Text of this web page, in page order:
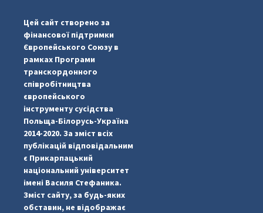
pimrec_project
Цей сайт створено за
фінансової підтримки
Європейського Союзу в
рамках Програми
транскордонного
співробітництва
європейського
інструменту сусідства
Польща-Білорусь-Україна
2014-2020. За зміст всіх
публікацій відповідальним
є Прикарпацький
національний університет
імені Василя Стефаника.
Зміст сайту, за будь-яких
обставин, не відображає